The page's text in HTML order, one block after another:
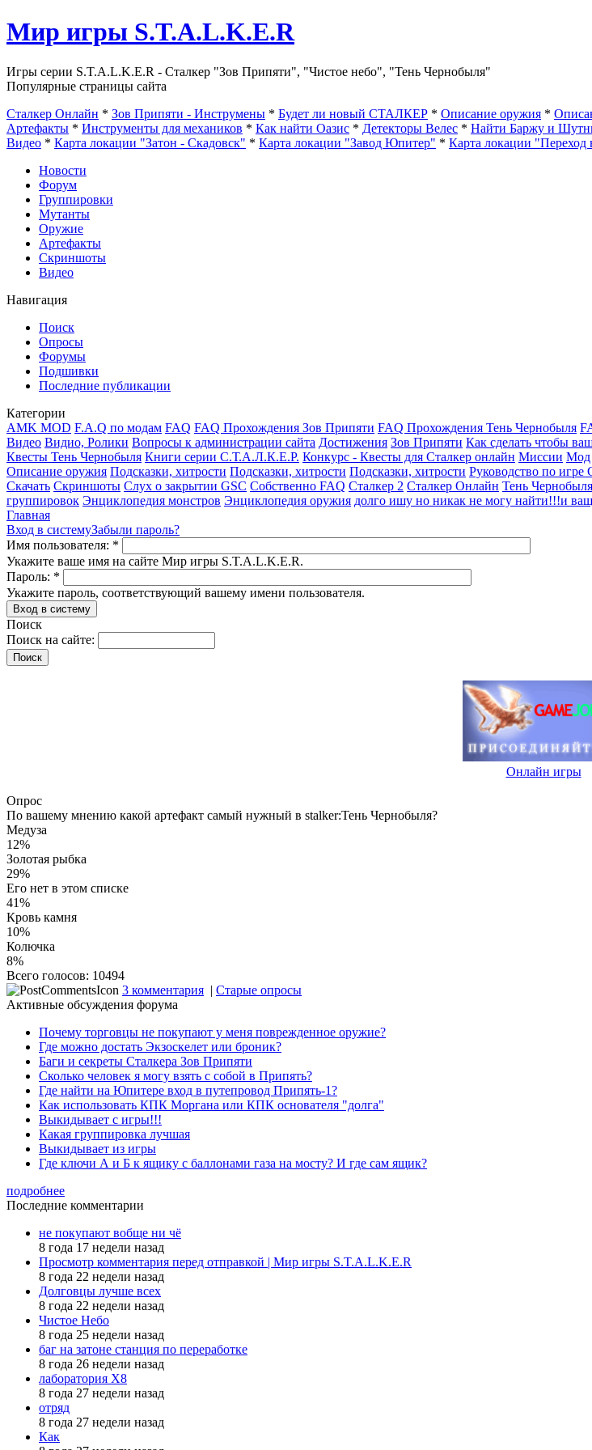
Мир игры S.T.A.L.K.E.R
Игры серии S.T.A.L.K.E.R - Сталкер "Зов Припяти", "Чистое небо", "Тень Чернобыля"
Популярные страницы сайта
Сталкер Онлайн * Зов Припяти - Инструмены * Будет ли новый СТАЛКЕР * Описание оружия *
Артефакты * Инструменты для механиков * Как найти Оазис * Детекторы Велес * Найти Баржу и
Видео * Карта локации "Затон - Скадовск" * Карта локации "Завод Юпитер" * Карта локации "Переход
Новости
Форум
Группировки
Мутанты
Оружие
Артефакты
Скриншоты
Видео
Навигация
Поиск
Опросы
Форумы
Подшивки
Последние публикации
Категории
AMK MOD F.A.Q по модам FAQ FAQ Прохождения Зов Припяти FAQ Прохождения Тень Чернобыля
Видео Видио, Ролики Вопросы к администрации сайта Достижения Зов Припяти Как сделать чтобы
Квесты Тень Чернобыля Книги серии С.Т.А.Л.К.Е.Р. Конкурс - Квесты для Сталкер онлайн Миссии Мод
Описание оружия Подсказки, хитрости Подсказки, хитрости Подсказки, хитрости Руководство по игре
Скачать Скриншоты Слух о закрытии GSC Собственно FAQ Сталкер 2 Сталкер Онлайн Тень Чернобыля
группировок Энциклопедия монстров Энциклопедия оружия долго ишу но никак не могу найти!!!и
Главная
Вход в системуЗабыли пароль?
Имя пользователя: *
Укажите ваше имя на сайте Мир игры S.T.A.L.K.E.R.
Пароль: *
Укажите пароль, соответствующий вашему имени пользователя.
Поиск
Поиск на сайте:
Онлайн игры
Опрос
По вашему мнению какой артефакт самый нужный в stalker:Тень Чернобыля?
Медуза
12%
Золотая рыбка
29%
Его нет в этом списке
41%
Кровь камня
10%
Колючка
8%
Всего голосов: 10494
3 комментария | Старые опросы
Активные обсуждения форума
Почему торговцы не покупают у меня поврежденное оружие?
Где можно достать Экзоскелет или броник?
Баги и секреты Cталкера Зов Припяти
Сколько человек я могу взять с собой в Припять?
Где найти на Юпитере вход в путепровод Припять-1?
Как использовать КПК Моргана или КПК основателя "долга"
Выкидывает с игры!!!
Какая группировка лучшая
Выкидывает из игры
Где ключи А и Б к ящику с баллонами газа на мосту? И где сам ящик?
подробнее
Последние комментарии
не покупают вобще ни чё
8 года 17 недели назад
Просмотр комментария перед отправкой | Мир игры S.T.A.L.K.E.R
8 года 22 недели назад
Долговцы лучше всех
8 года 22 недели назад
Чистое Небо
8 года 25 недели назад
баг на затоне станция по переработке
8 года 26 недели назад
лаборатория X8
8 года 27 недели назад
отряд
8 года 27 недели назад
Как